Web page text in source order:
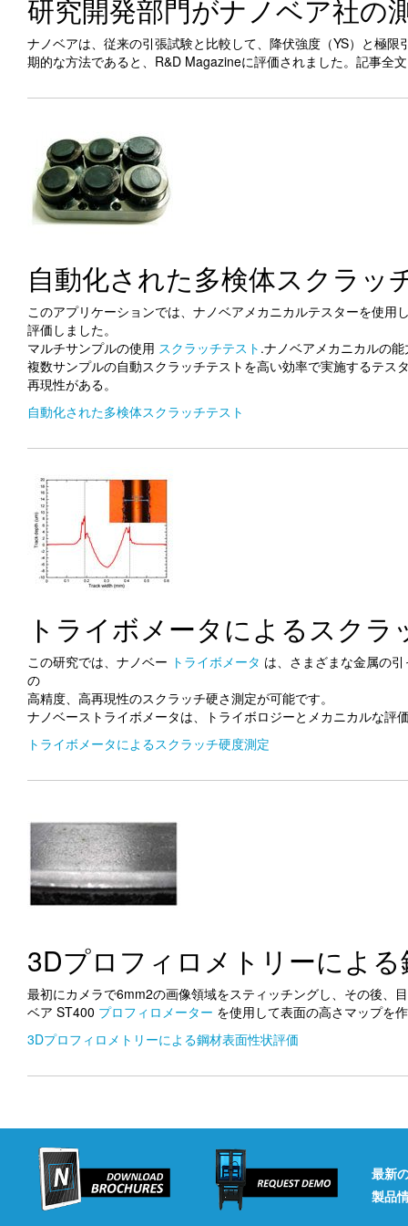
研究開発部門がナノベア社の
ナノベアは、従来の引張試験と比較して、降伏強度（YS）と極
期的な方法であると、R&D Magazineに評価されました。記事全
自動化された多検体スクラッ
このアプリケーションでは、ナノベアメカニカルテスターを使用
評価しました。
マルチサンプルの使用 スクラッチテスト .ナノベアメカニカルの
複数サンプルの自動スクラッチテストを高い効率で実施するテス
再現性がある。
自動化された多検体スクラッチテスト
トライボメータによるスクラ
この研究では、ナノベー トライボメータ は、さまざまな金属の
の
高精度、高再現性のスクラッチ硬さ測定が可能です。
ナノベーストライボメータは、トライボロジーとメカニカルな評
トライボメータによるスクラッチ硬度測定
3Dプロフィロメトリーによ
最初にカメラで6mm2の画像領域をスティッチングし、その後、
ベア ST400 プロフィロメーター を使用して表面の高さマップを
3Dプロフィロメトリーによる鋼材表面性状評価
最新
製品